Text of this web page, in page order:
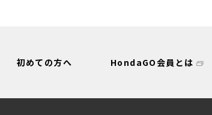
初めての方へ HondaGO会員とは